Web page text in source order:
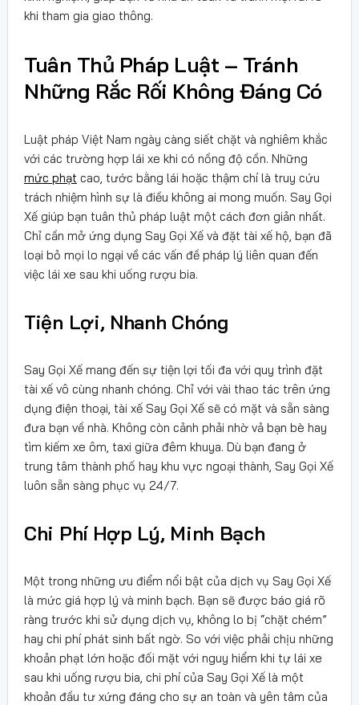
khi tham gia giao thông.
Tuân Thủ Pháp Luật – Tránh
Những Rắc Rối Không Đáng Có
Luật pháp Việt Nam ngày càng siết chặt và nghiêm khắc
với các trường hợp lái xe khi có nồng độ cồn. Những
mức phạt cao, tước bằng lái hoặc thậm chí là truy cứu
trách nhiệm hình sự là điều không ai mong muốn. Say Gọi
Xế giúp bạn tuân thủ pháp luật một cách đơn giản nhất.
Chỉ cần mở ứng dụng Say Gọi Xế và đặt tài xế hộ, bạn đã
loại bỏ mọi lo ngại về các vấn đề pháp lý liên quan đến
việc lái xe sau khi uống rượu bia.
Tiện Lợi, Nhanh Chóng
Say Gọi Xế mang đến sự tiện lợi tối đa với quy trình đặt
tài xế vô cùng nhanh chóng. Chỉ với vài thao tác trên ứng
dụng điện thoại, tài xế Say Gọi Xế sẽ có mặt và sẵn sàng
đưa bạn về nhà. Không còn cảnh phải nhờ vả bạn bè hay
tìm kiếm xe ôm, taxi giữa đêm khuya. Dù bạn đang ở
trung tâm thành phố hay khu vực ngoại thành, Say Gọi Xế
luôn sẵn sàng phục vụ 24/7.
Chi Phí Hợp Lý, Minh Bạch
Một trong những ưu điểm nổi bật của dịch vụ Say Gọi Xế
là mức giá hợp lý và minh bạch. Bạn sẽ được báo giá rõ
ràng trước khi sử dụng dịch vụ, không lo bị “chặt chém”
hay chi phí phát sinh bất ngờ. So với việc phải chịu những
khoản phạt lớn hoặc đối mặt với nguy hiểm khi tự lái xe
sau khi uống rượu bia, chi phí của Say Gọi Xế là một
khoản đầu tư xứng đáng cho sự an toàn và yên tâm của